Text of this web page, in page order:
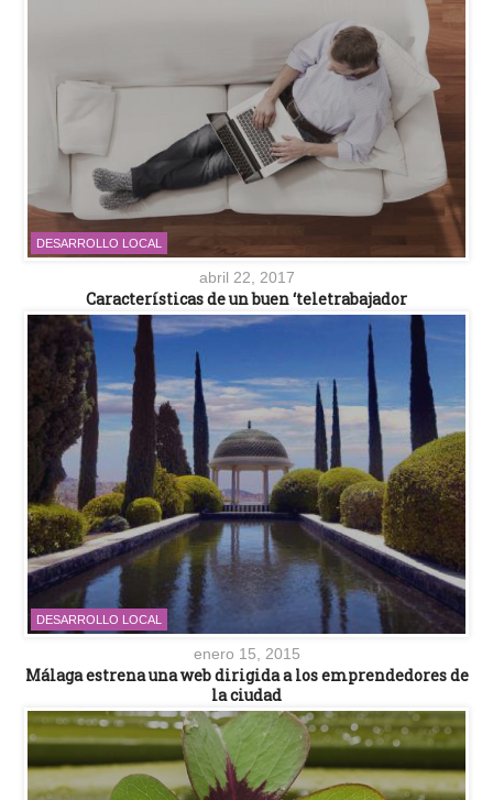
DESARROLLO LOCAL
abril 22, 2017
Características de un buen ‘teletrabajador
DESARROLLO LOCAL
enero 15, 2015
Málaga estrena una web dirigida a los emprendedores de
la ciudad